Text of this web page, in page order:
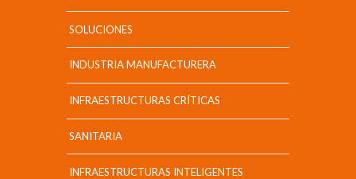
SOLUCIONES
INDUSTRIA MANUFACTURERA
INFRAESTRUCTURAS CRÍTICAS
SANITARIA
INFRAESTRUCTURAS INTELIGENTES